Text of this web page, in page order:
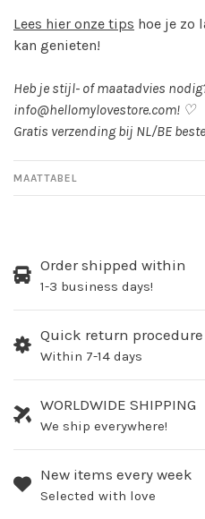
Lees hier onze tips hoe je zo
kan genieten!
Heb je stijl- of maatadvies
info@hellomylovestore.com! ♡
Gratis verzending bij NL/BE
MAATTABEL
Order shipped within
1-3 business days!
Quick return procedure
Within 7-14 days
WORLDWIDE SHIPPING
We ship everywhere!
New items every week
Selected with love